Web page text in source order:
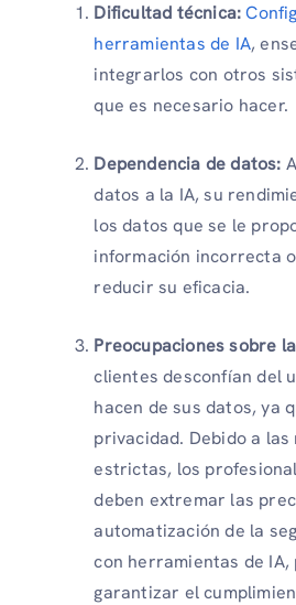
Dificultad técnica:
herramientas de IA,
integrarlos con otros
que es necesario hacer.
Dependencia de datos:
datos a la IA, su
los datos que se le
información incorrecta
reducir su eficacia.
Preocupaciones sobre
clientes desconfían del
hacen de sus datos, ya
privacidad. Debido a
estrictas, los
deben extremar las
automatización de la
con herramientas de IA,
garantizar el